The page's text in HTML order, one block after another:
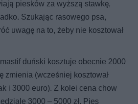
piesków za wyższą stawkę,
Szukając rasowego psa,
uwagę na to, żeby nie kosztował
duński kosztuje obecnie 2000
zmienia (wcześniej kosztował
i 3000 euro). Z kolei cena chow
3000 – 5000 zł. Pies